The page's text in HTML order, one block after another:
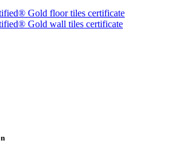
Gold floor tiles certificate
Gold wall tiles certificate